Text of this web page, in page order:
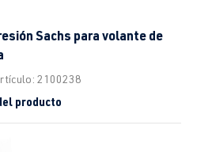
Sachs para volante de
2100238
producto